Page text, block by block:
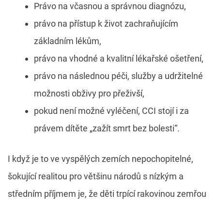
Právo na včasnou a správnou diagnózu,
právo na přístup k život zachraňujícím
základním lékům,
právo na vhodné a kvalitní lékařské ošetření,
právo na následnou péči, služby a udržitelné
možnosti obživy pro přeživší,
pokud není možné vyléčení, CCI stojí i za
právem dítěte „zažít smrt bez bolesti“.
I když je to ve vyspělých zemích nepochopitelné,
šokující realitou pro většinu národů s nízkým a
středním příjmem je, že děti trpící rakovinou zemřou